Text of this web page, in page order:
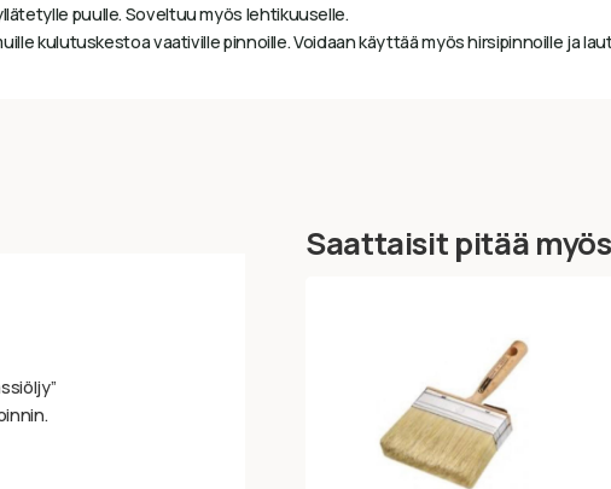
puulle. Soveltuu myös lehtikuuselle.
kulutuskestoa vaativille pinnoille. Voidaan käyttää myös hirsipinnoille ja
Saattaisit pitää